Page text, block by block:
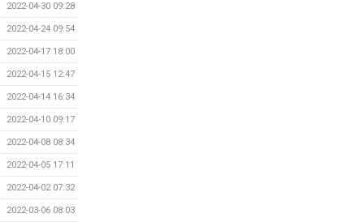
2022-04-30 09:28
2022-04-24 09:54
2022-04-17 18:00
2022-04-15 12:47
2022-04-14 16:34
2022-04-10 09:17
2022-04-08 08:34
2022-04-05 17:11
2022-04-02 07:32
2022-03-06 08:03